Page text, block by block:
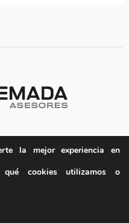
805
nº6 Bajo
Gasteiz
llegar
a 15:00
la mejor experiencia en
qué cookies utilizamos o